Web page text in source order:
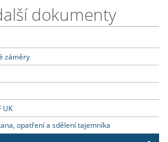
dokumenty
záměry
UK
opatření a sdělení tajemníka